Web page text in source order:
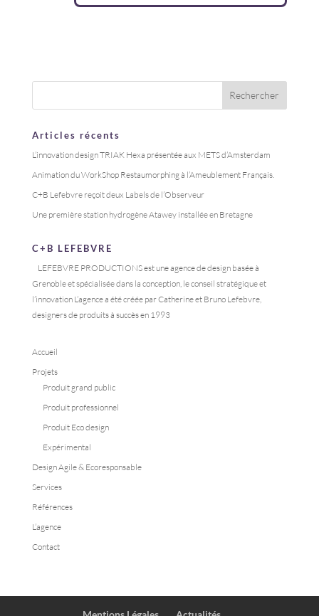
Articles récents
L’innovation design TRIAK Hexa présentée aux METS d’Amsterdam
Animation du WorkShop Restaumorphing à l’Ameublement Français.
C+B Lefebvre reçoit deux Labels de l’Observeur
Une première station hydrogène Atawey installée en Bretagne
C+B LEFEBVRE
LEFEBVRE PRODUCTIONS est une agence de design basée à
Grenoble et spécialisée dans la conception, le conseil stratégique et
l’innovation L’agence a été créée par Catherine et Bruno Lefebvre,
designers de produits à succès en 1993
Accueil
Projets
Produit grand public
Produit professionnel
Produit Eco design
Expérimental
Design Agile & Ecoresponsable
Services
Références
L’agence
Contact